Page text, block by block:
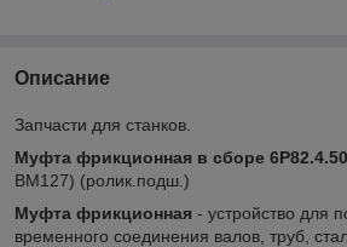
Описание
Запчасти для станков.
Муфта фрикционная в сборе
ВМ127) (ролик.подш.)
Муфта фрикционная - устройство для
временного соединения валов, труб,